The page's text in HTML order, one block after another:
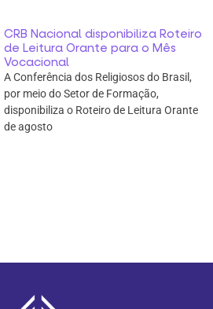
CRB Nacional disponibiliza Roteiro
de Leitura Orante para o Mês
Vocacional
A Conferência dos Religiosos do Brasil,
por meio do Setor de Formação,
disponibiliza o Roteiro de Leitura Orante
de agosto